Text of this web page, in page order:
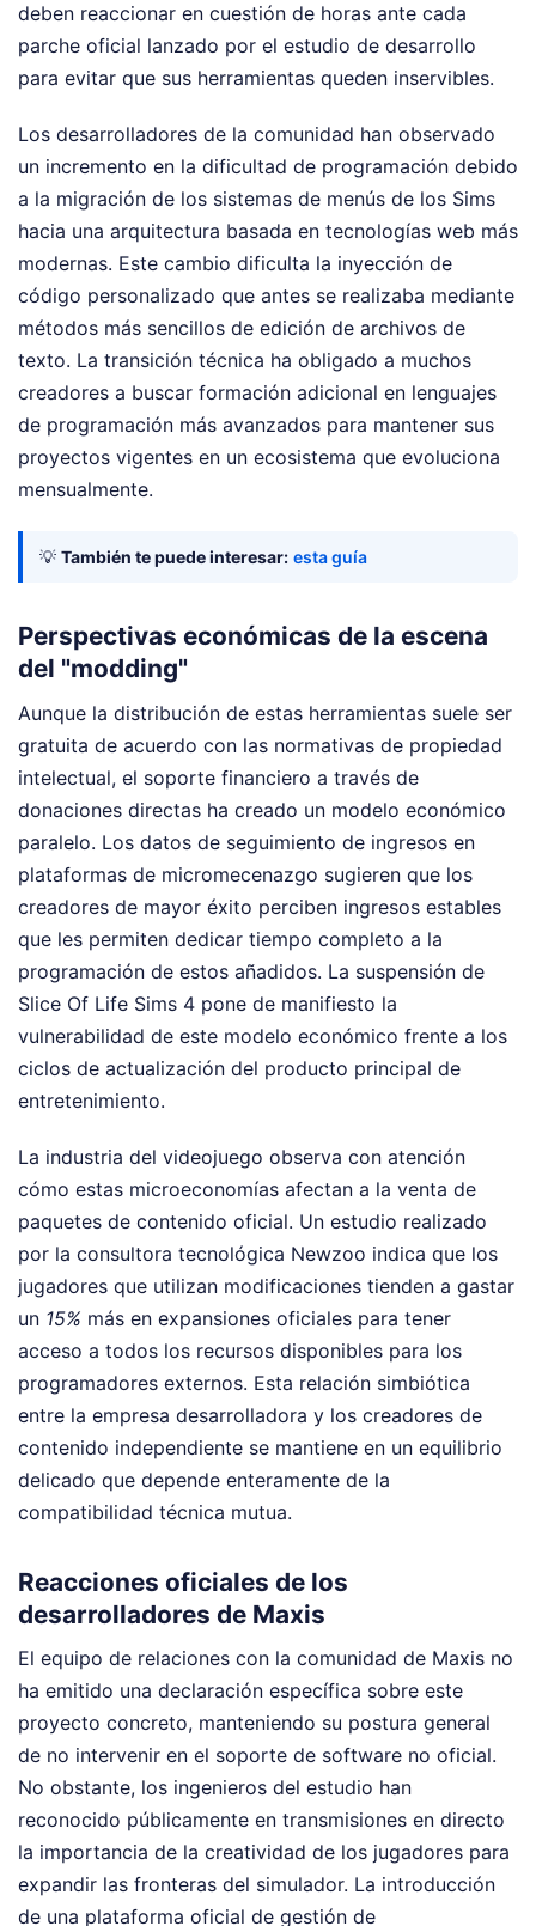
deben reaccionar en cuestión de horas ante cada
parche oficial lanzado por el estudio de desarrollo
para evitar que sus herramientas queden inservibles.
Los desarrolladores de la comunidad han observado
un incremento en la dificultad de programación debido
a la migración de los sistemas de menús de los Sims
hacia una arquitectura basada en tecnologías web más
modernas. Este cambio dificulta la inyección de
código personalizado que antes se realizaba mediante
métodos más sencillos de edición de archivos de
texto. La transición técnica ha obligado a muchos
creadores a buscar formación adicional en lenguajes
de programación más avanzados para mantener sus
proyectos vigentes en un ecosistema que evoluciona
mensualmente.
💡 También te puede interesar: esta guía
Perspectivas económicas de la escena
del "modding"
Aunque la distribución de estas herramientas suele ser
gratuita de acuerdo con las normativas de propiedad
intelectual, el soporte financiero a través de
donaciones directas ha creado un modelo económico
paralelo. Los datos de seguimiento de ingresos en
plataformas de micromecenazgo sugieren que los
creadores de mayor éxito perciben ingresos estables
que les permiten dedicar tiempo completo a la
programación de estos añadidos. La suspensión de
Slice Of Life Sims 4 pone de manifiesto la
vulnerabilidad de este modelo económico frente a los
ciclos de actualización del producto principal de
entretenimiento.
La industria del videojuego observa con atención
cómo estas microeconomías afectan a la venta de
paquetes de contenido oficial. Un estudio realizado
por la consultora tecnológica Newzoo indica que los
jugadores que utilizan modificaciones tienden a gastar
un 15% más en expansiones oficiales para tener
acceso a todos los recursos disponibles para los
programadores externos. Esta relación simbiótica
entre la empresa desarrolladora y los creadores de
contenido independiente se mantiene en un equilibrio
delicado que depende enteramente de la
compatibilidad técnica mutua.
Reacciones oficiales de los
desarrolladores de Maxis
El equipo de relaciones con la comunidad de Maxis no
ha emitido una declaración específica sobre este
proyecto concreto, manteniendo su postura general
de no intervenir en el soporte de software no oficial.
No obstante, los ingenieros del estudio han
reconocido públicamente en transmisiones en directo
la importancia de la creatividad de los jugadores para
expandir las fronteras del simulador. La introducción
de una plataforma oficial de gestión de